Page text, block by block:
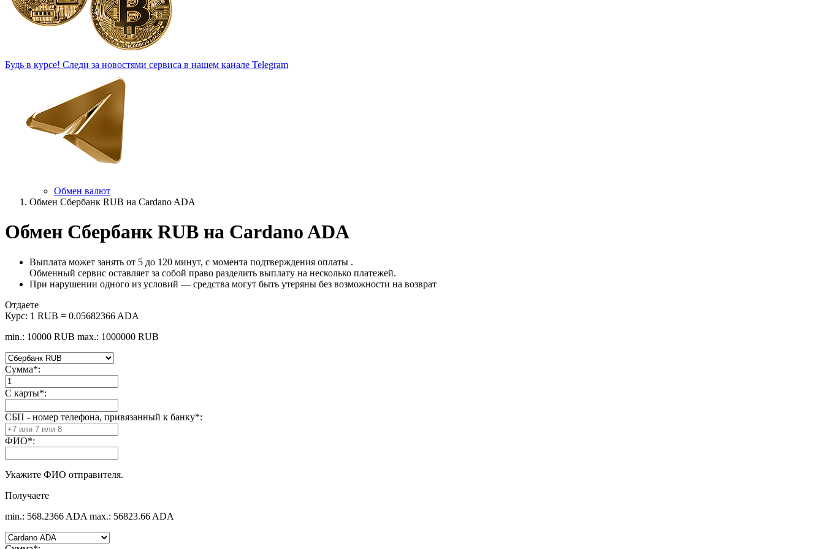
Будь в курсе! Следи за новостями сервиса в нашем канале Telegram
Обмен валют
Обмен Сбербанк RUB на Cardano ADA
Обмен Сбербанк RUB на Cardano ADA
Выплата может занять от 5 до 120 минут, с момента подтверждения оплаты .
Обменный сервис оставляет за собой право разделить выплату на несколько платежей.
При нарушении одного из условий — средства могут быть утеряны без возможности на возврат
Отдаете
Курс: 1 RUB = 0.05682366 ADA
min.: 10000 RUB max.: 1000000 RUB
Сумма*:
С карты*:
СБП - номер телефона, привязанный к банку*:
ФИО*:
Укажите ФИО отправителя.
Получаете
min.: 568.2366 ADA max.: 56823.66 ADA